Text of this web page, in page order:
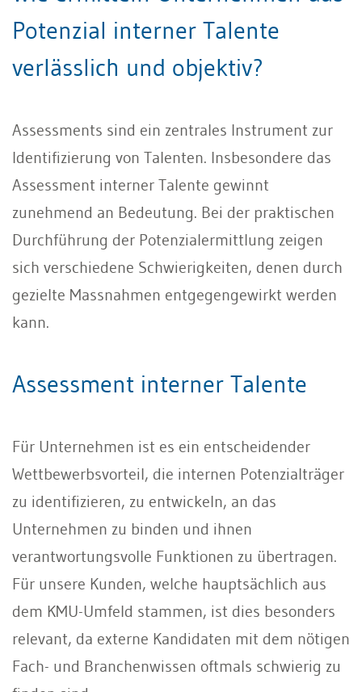
Potenzial interner Talente
verlässlich und objektiv?
Assessments sind ein zentrales Instrument zur
Identifizierung von Talenten. Insbesondere das
Assessment interner Talente gewinnt
zunehmend an Bedeutung. Bei der praktischen
Durchführung der Potenzialermittlung zeigen
sich verschiedene Schwierigkeiten, denen durch
gezielte Massnahmen entgegengewirkt werden
kann.
Assessment interner Talente
Für Unternehmen ist es ein entschei­dender
Wettbewerbsvorteil, die in­ternen Potenzialträger
zu identifizieren, zu entwickeln, an das
Unternehmen zu binden und ihnen
verantwortungsvolle Funktionen zu übertragen.
Für unsere Kunden, welche hauptsächlich aus
dem KMU-Umfeld stammen, ist dies beson­ders
relevant, da externe Kandidaten mit dem nötigen
Fach- und Branchenwissen oftmals schwierig zu